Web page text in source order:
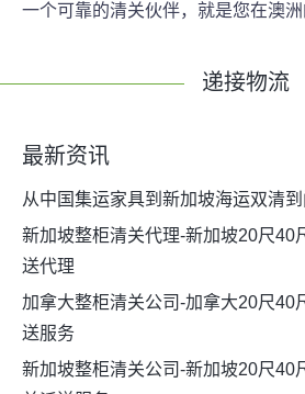
一个可靠的清关伙伴，就是您在澳洲
递接物流
最新资讯
从中国集运家具到新加坡海运双清
新加坡整柜清关代理-新加坡20尺40
送代理
加拿大整柜清关公司-加拿大20尺40
送服务
新加坡整柜清关公司-新加坡20尺40